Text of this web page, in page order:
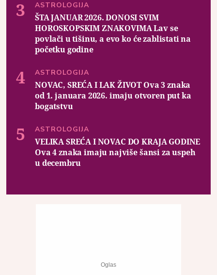
ASTROLOGIJA
ŠTA JANUAR 2026. DONOSI SVIM
HOROSKOPSKIM ZNAKOVIMA Lav se
povlači u tišinu, a evo ko će zablistati na
početku godine
ASTROLOGIJA
NOVAC, SREĆA I LAK ŽIVOT Ova 3 znaka
od 1. januara 2026. imaju otvoren put ka
bogatstvu
ASTROLOGIJA
VELIKA SREĆA I NOVAC DO KRAJA GODINE
Ova 4 znaka imaju najviše šansi za uspeh
u decembru